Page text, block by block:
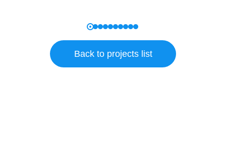
Back to projects list